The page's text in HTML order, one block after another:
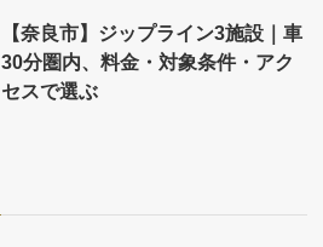
【奈良市】ジップライン3施設｜車
30分圏内、料金・対象条件・アク
セスで選ぶ